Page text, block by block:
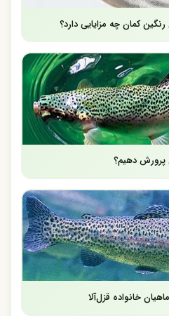
کمان چه مزایایی دارد؟
پرورش دهیم؟
خانواده قزل‌آلا